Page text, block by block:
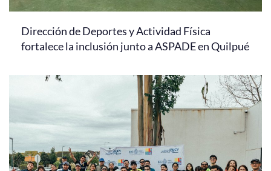
Dirección de Deportes y Actividad Física
fortalece la inclusión junto a ASPADE en Quilpué